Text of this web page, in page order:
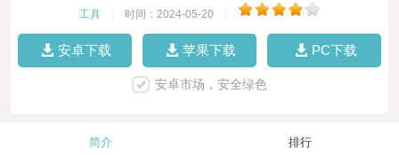
工具 时间：2024-05-20
安卓下载 苹果下载 PC下载
安卓市场，安全绿色
简介 排行